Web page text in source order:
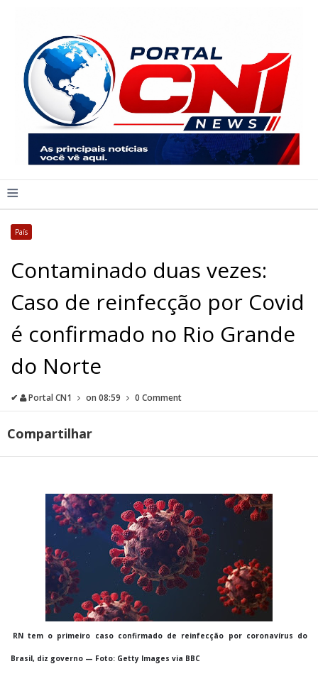
≡
País
Contaminado duas vezes:
Caso de reinfecção por Covid
é confirmado no Rio Grande
do Norte
✔ Portal CN1 on 08:59 0 Comment
Compartilhar
RN tem o primeiro caso confirmado de reinfecção por coronavírus do
Brasil, diz governo — Foto: Getty Images via BBC